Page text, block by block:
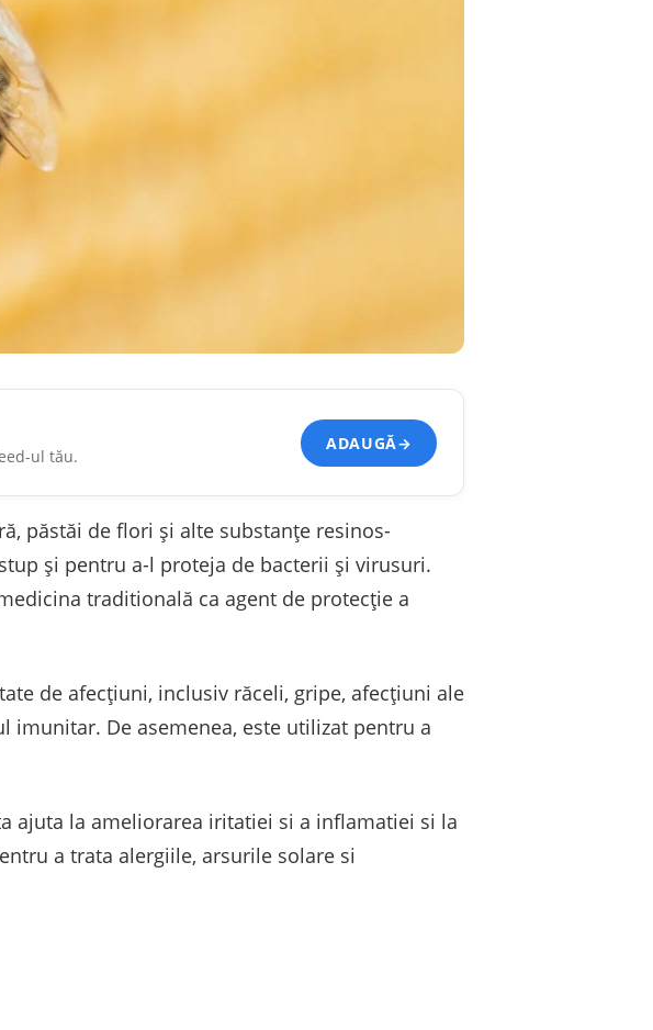
ul tău.
ADAUGĂ→
păstăi de flori şi alte substanţe resinos-
şi pentru a-l proteja de bacterii şi virusuri.
traditională ca agent de protecţie a
de afecţiuni, inclusiv răceli, gripe, afecţiuni ale
De asemenea, este utilizat pentru a
ajuta la ameliorarea iritatiei si a inflamatiei si la
a trata alergiile, arsurile solare si